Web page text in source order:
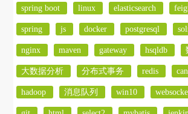
spring boot linux elasticsearch
spring js docker postgresql
nginx maven gateway hsqldb
大数据分析 分布式事务 redis
hadoop 消息队列 win10